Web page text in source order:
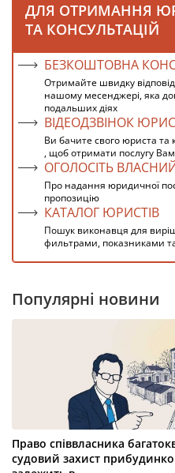
ДЛЯ ОТРИМАННЯ
ТА КОНСУЛЬТАЦІЙ
БЕЗКОШТОВНА
Отримайте швидку
нашому месенджері, яка
подальших діях
ВІДЕОДЗВІНОК
Ви бачите свого юриста та
, щоб отримати послугу
ОГОЛОСІТЬ
Про надання юридичної
пропозицію
КАТАЛОГ ЮРИСТІВ
Пошук виконавця для
фильтрами, показниками
Популярні новини
Право співвласника
судовий захист